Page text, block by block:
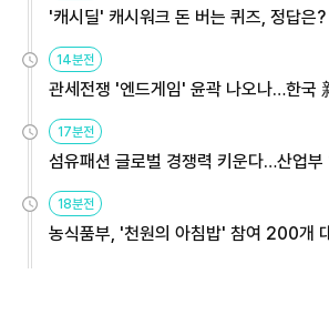
'캐시딜' 캐시워크 돈 버는 퀴즈, 정답은?
14분전
관세전쟁 '엔드게임' 윤곽 나오나…한국
17분전
섬유패션 글로벌 경쟁력 키운다…산업
18분전
농식품부, '천원의 아침밥' 참여 200개